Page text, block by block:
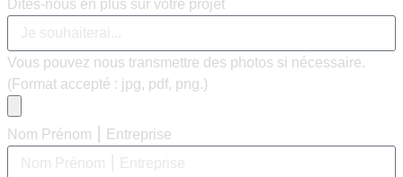
Dites-nous en plus sur votre projet
Vous pouvez nous transmettre des photos si nécessaire.
(Format accepté : jpg, pdf, png.)
Nom Prénom ⎮ Entreprise